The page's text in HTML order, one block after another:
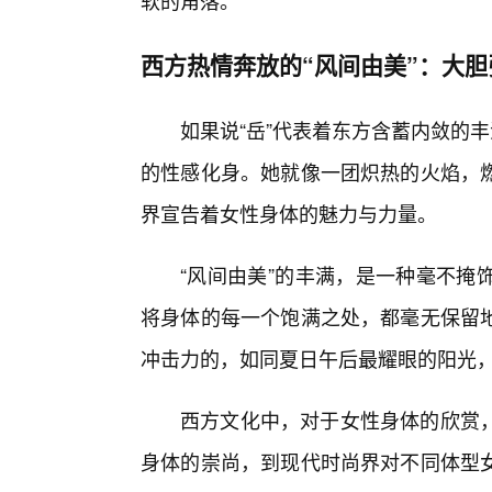
西方热情奔放的“风间由美”：大
如果说“岳”代表着东方含蓄内敛的
的性感化身。她就像一团炽热的火焰
界宣告着女性身体的魅力与力量。
“风间由美”的丰满，是一种毫不
将身体的每一个饱满之处，都毫无保
冲击力的，如同夏日午后最耀眼的阳光
西方文化中，对于女性身体的欣
身体的崇尚，到现代时尚界对不同体